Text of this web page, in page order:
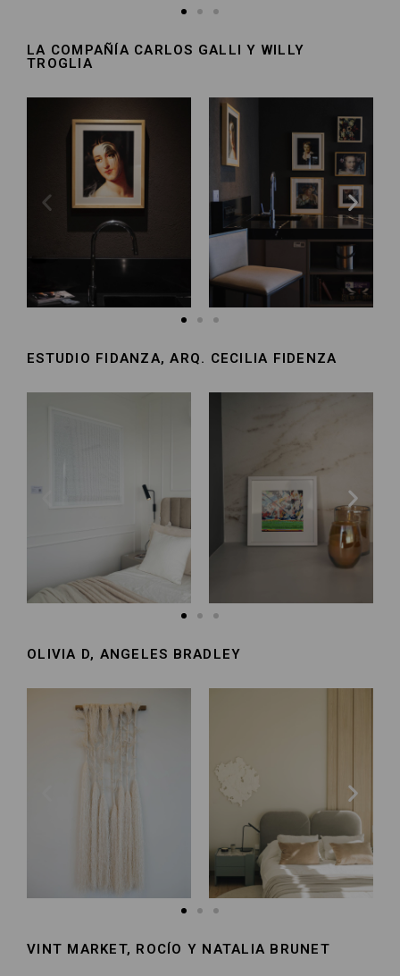
LA COMPAÑÍA CARLOS GALLI Y WILLY
TROGLIA​
ESTUDIO FIDANZA, ARQ. CECILIA FIDENZA​
OLIVIA D, ANGELES BRADLEY​
VINT MARKET, ROCÍO Y NATALIA BRUNET​